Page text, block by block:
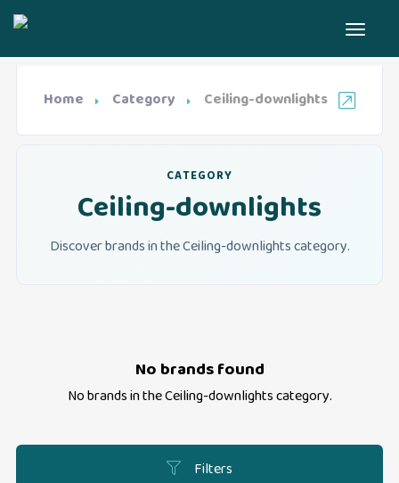
Home Category Ceiling-downlights
CATEGORY
Ceiling-downlights
Discover brands in the Ceiling-downlights category.
Filters
No brands found
No brands in theCeiling-downlightscategory.